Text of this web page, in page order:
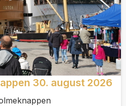
30. august 2026